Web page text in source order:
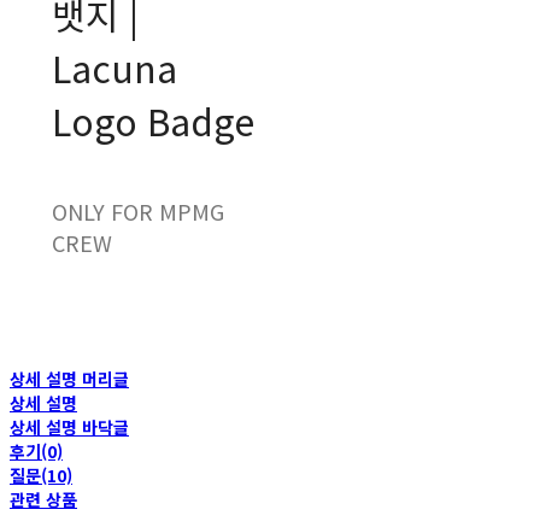
뱃지 |
Lacuna
Logo Badge
ONLY FOR MPMG
CREW
상세 설명 머리글
상세 설명
상세 설명 바닥글
후기(0)
질문(10)
관련 상품